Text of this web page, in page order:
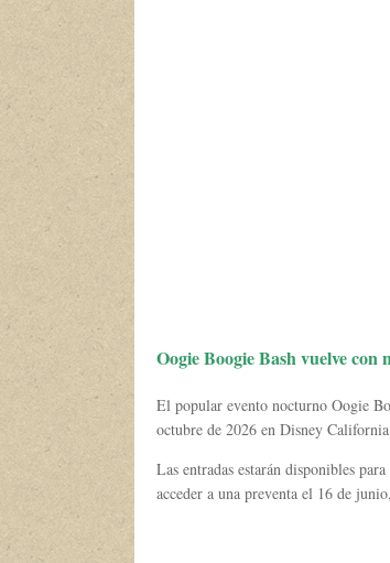
Oogie Boogie Bash vuelve con
El popular evento nocturno Oogie
octubre de 2026 en Disney
Las entradas estarán disponibles
acceder a una preventa el 16 de